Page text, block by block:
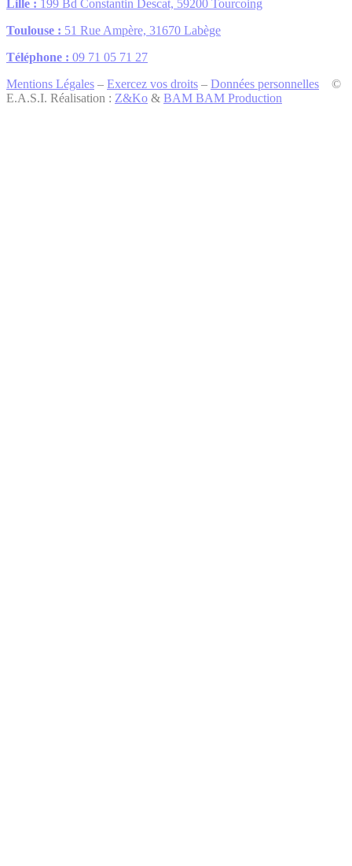
Lille : 199 Bd Constantin Descat, 59200 Tourcoing
Toulouse : 51 Rue Ampère, 31670 Labège
Téléphone : 09 71 05 71 27
Mentions Légales – Exercez vos droits – Données personnelles ©
E.A.S.I. Réalisation : Z&Ko & BAM BAM Production